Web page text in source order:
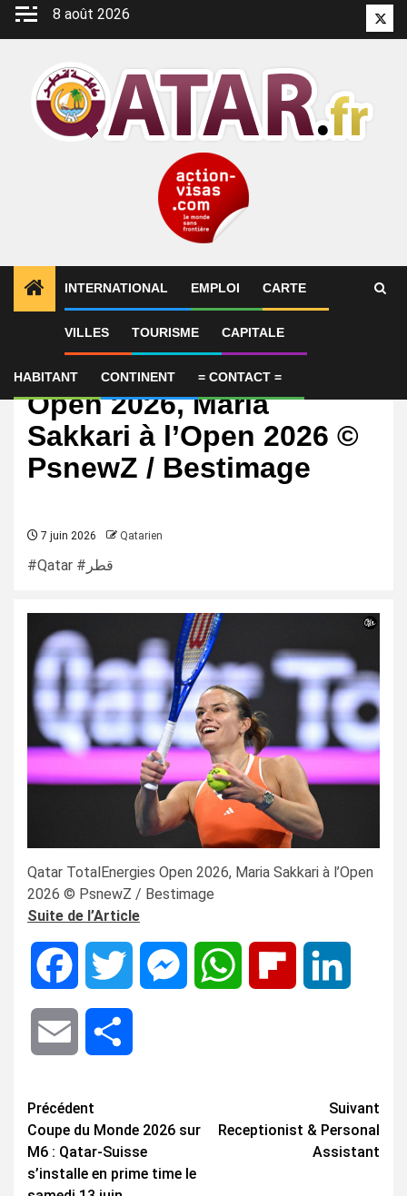
Aller
8 août 2026
INTERNATIONAL EMPLOI CARTE
VILLES TOURISME CAPITALE
HABITANT CONTINENT = CONTACT =
International
Qatar TotalEnergies
Open 2026, Maria
Sakkari à l’Open 2026 ©
PsnewZ / Bestimage
7 juin 2026 Qatarien
#Qatar #قطر
Qatar TotalEnergies Open 2026, Maria Sakkari à l’Open
2026 © PsnewZ / Bestimage
Suite de l’Article
Facebook Twitter MessengerWhatsApp Flipboard
Email
Navigation
d’article
Précédent
Coupe du Monde 2026 sur
M6 : Qatar-Suisse
s’installe en prime time le
Suivant
Receptionist & Personal
Assistant